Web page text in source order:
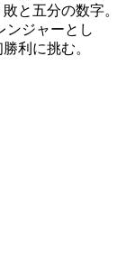
と五分の数字。
ンジャーとし
利に挑む。